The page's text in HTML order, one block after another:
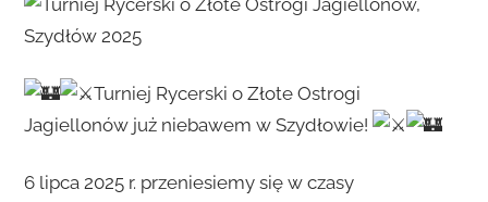
Turniej Rycerski o Złote Ostrogi
Jagiellonów już niebawem w Szydłowie!
6 lipca 2025 r. przeniesiemy się w czasy